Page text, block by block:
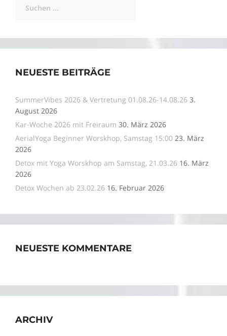
nach:
NEUESTE BEITRÄGE
SummerVibes 2026 & Vertretung 01.08.26-14.08.26 3.
August 2026
Kar-Woche 2026 mit Freiraum 30. März 2026
AerialYoga Beginner Worskhop, Samstag 15:00 23. März
2026
Detox mit Yoga Worskhop am Samstag, 21.03.26 16. März
2026
Detox Wochen ab 23.02.26 16. Februar 2026
NEUESTE KOMMENTARE
ARCHIV